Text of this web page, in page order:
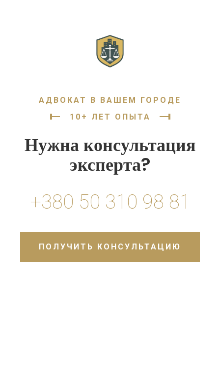
АДВОКАТ В ВАШЕМ ГОРОДЕ
10+ ЛЕТ ОПЫТА
Нужна консультация
эксперта?
+380 50 310 98 81
ПОЛУЧИТЬ КОНСУЛЬТАЦИЮ